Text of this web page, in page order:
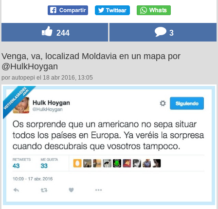
244 3
Venga, va, localizad Moldavia en un mapa por
@HulkHoygan
por autopepi el 18 abr 2016, 13:05